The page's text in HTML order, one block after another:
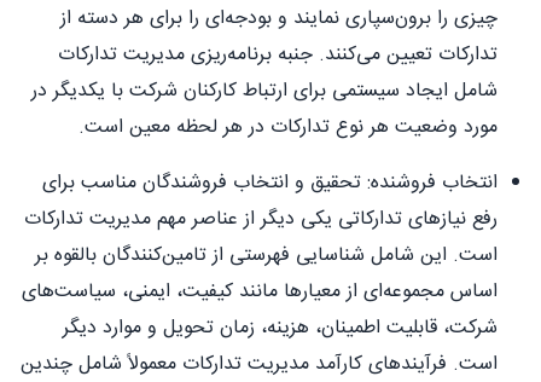
چیزی را برون‌سپاری نمایند و بودجه‌ای را برای هر دسته از
تدارکات تعیین می‌کنند. جنبه برنامه‌ریزی مدیریت تدارکات
شامل ایجاد سیستمی برای ارتباط کارکنان شرکت با یکدیگر در
مورد وضعیت هر نوع تدارکات در هر لحظه معین است.
انتخاب فروشنده: تحقیق و انتخاب فروشندگان مناسب برای
رفع نیازهای تدارکاتی یکی دیگر از عناصر مهم مدیریت تدارکات
است. این شامل شناسایی فهرستی از تامین‌کنندگان بالقوه بر
اساس مجموعه‌ای از معیارها مانند کیفیت، ایمنی، سیاست‌های
شرکت، قابلیت اطمینان، هزینه، زمان تحویل و موارد دیگر
است. فرآیندهای کارآمد مدیریت تدارکات معمولاً شامل چندین